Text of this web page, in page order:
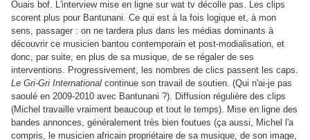
Ouais bof. L'interview mise en ligne sur wat tv décolle pas. Les clips
scorent plus pour Bantunani. Ce qui est à la fois logique et, à mon
sens, passager : on ne tardera plus dans les médias dominants à
découvrir ce musicien bantou contemporain et post-modialisation, et
donc, par suite, en plus de sa musique, de se régaler de ses
interventions. Progressivement, les nombres de clics passent les caps.
Le Gri-Gri International continue son travail de soutien. (Qui n'ai-je pas
saoulé en 2009-2010 avec Bantunani ?). Diffusion régulière des clips
(Michel travaille vraiment beaucoup et tout le temps). Mise en ligne des
bandes annonces, généralement très bien foutues (ça aussi, Michel l'a
compris, le musicien africain propriétaire de sa musique, de son image,